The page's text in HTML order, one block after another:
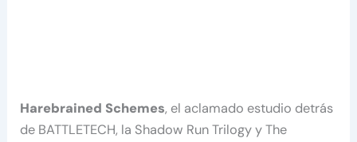
Harebrained Schemes, el aclamado estudio detrás
de BATTLETECH, la Shadow Run Trilogy y The